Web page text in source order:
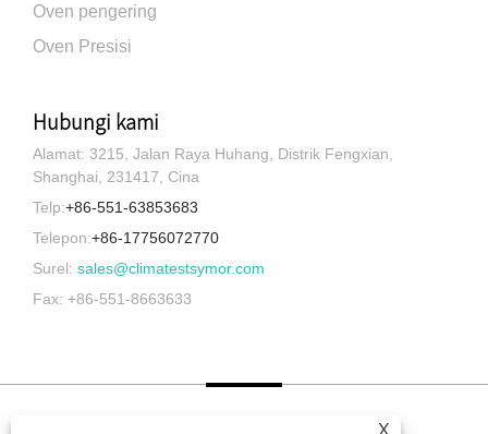
Oven pengering
Oven Presisi
Hubungi kami
Alamat: 3215, Jalan Raya Huhang, Distrik Fengxian,
Shanghai, 231417, Cina
Telp:+86-551-63853683
Telepon:+86-17756072770
Surel: sales@climatestsymor.com
Fax: +86-551-8663633
X